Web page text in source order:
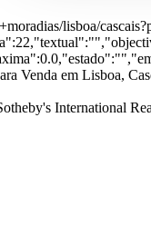
lisboa/
Venda em Lisboa,